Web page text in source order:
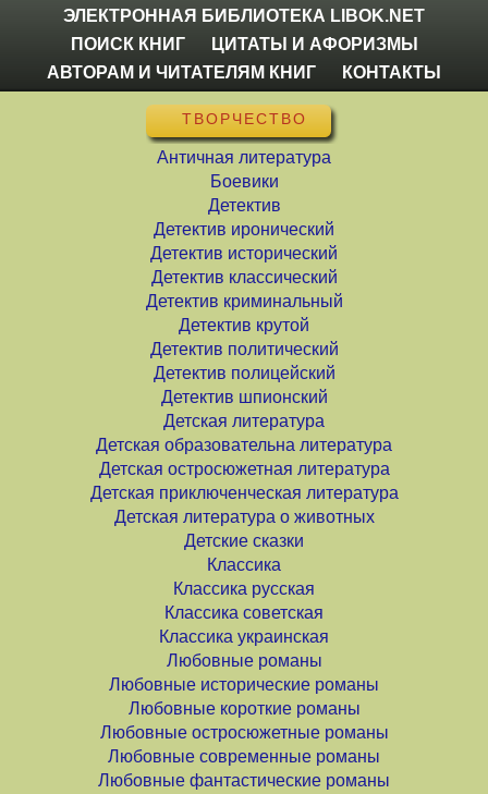
ЭЛЕКТРОННАЯ БИБЛИОТЕКА LIBOK.NET
ПОИСК КНИГ
ЦИТАТЫ И АФОРИЗМЫ
АВТОРАМ И ЧИТАТЕЛЯМ КНИГ
КОНТАКТЫ
ТВОРЧЕСТВО
Античная литература
Боевики
Детектив
Детектив иронический
Детектив исторический
Детектив классический
Детектив криминальный
Детектив крутой
Детектив политический
Детектив полицейский
Детектив шпионский
Детская литература
Детская образовательна литература
Детская остросюжетная литература
Детская приключенческая литература
Детская литература о животных
Детские сказки
Классика
Классика русская
Классика советская
Классика украинская
Любовные романы
Любовные исторические романы
Любовные короткие романы
Любовные остросюжетные романы
Любовные современные романы
Любовные фантастические романы